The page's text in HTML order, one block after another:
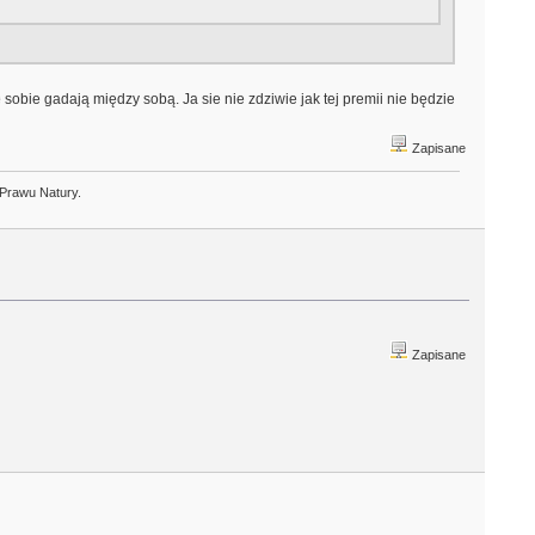
gadają między sobą. Ja sie nie zdziwie jak tej premii nie będzie
Zapisane
Natury.
Zapisane